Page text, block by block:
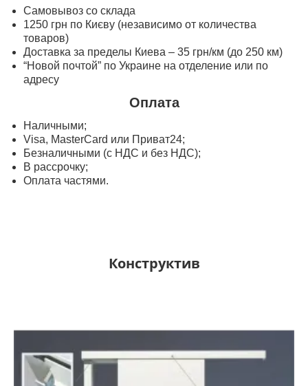
Самовывоз со склада
1250 грн по Києву (независимо от количества
товаров)
Доставка за пределы Киева – 35 грн/км (до 250 км)
“Новой почтой” по Украине на отделение или по
адресу
Оплата
Наличными;
Visa, MasterСard или Приват24;
Безналичными (с НДС и без НДС);
В рассрочку;
Оплата частями.
Конструктив